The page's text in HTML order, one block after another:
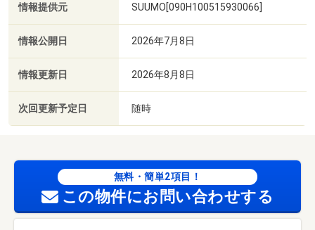
情報提供元 SUUMO[090H100515930066]
情報公開日 2026年7月8日
情報更新日 2026年8月8日
次回更新予定日 随時
無料・簡単2項目！
この物件にお問い合わせする